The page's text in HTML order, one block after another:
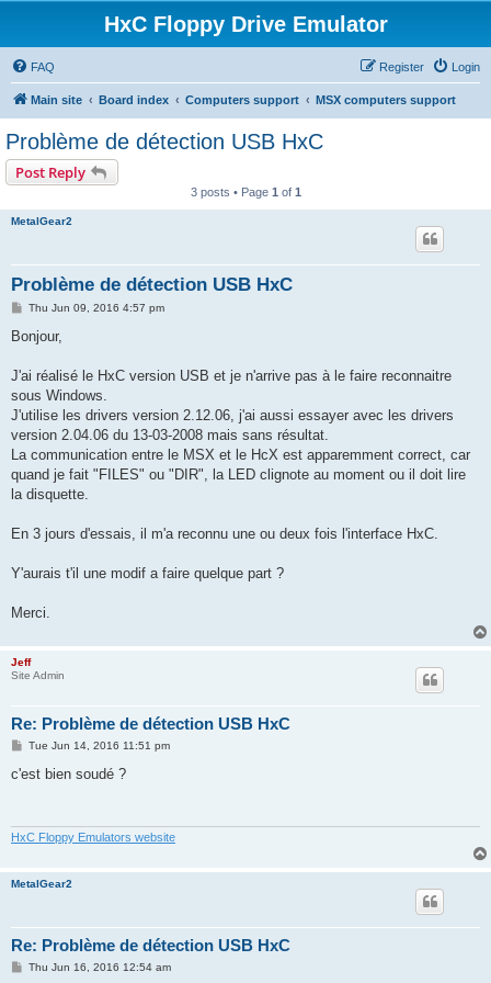
HxC Floppy Drive Emulator
FAQ Login
Register
Main site Board index Computers support MSX computers support
Problème de détection USB HxC
Post Reply
3 posts • Page 1 of 1
MetalGear2
Problème de détection USB HxC
P
s
Thu Jun 09, 2016 4:57 pm
Bonjour,
J'ai réalisé le HxC version USB et je n'arrive pas à le faire reconnaitre
sous Windows.
J'utilise les drivers version 2.12.06, j'ai aussi essayer avec les drivers
version 2.04.06 du 13-03-2008 mais sans résultat.
La communication entre le MSX et le HcX est apparemment correct, car
quand je fait "FILES" ou "DIR", la LED clignote au moment ou il doit lire
la disquette.
En 3 jours d'essais, il m'a reconnu une ou deux fois l'interface HxC.
Y'aurais t'il une modif a faire quelque part ?
Merci.
Jeff
Site Admin
Re: Problème de détection USB HxC
P
s
Tue Jun 14, 2016 11:51 pm
c'est bien soudé ?
HxC Floppy Emulators website
MetalGear2
Re: Problème de détection USB HxC
PThu Jun 16, 2016 12:54 am